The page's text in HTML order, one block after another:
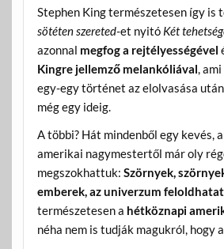
Stephen King természetesen így is
sötéten szereted-et nyitó Két
azonnal megfog a rejtélyességével
Kingre jellemző melankóliával ,
egy-egy történet az elolvasása
még egy ideig.
A többi? Hát mindenből egy kevés,
amerikai nagymestertől már oly
megszokhattuk: Szörnyek,
emberek, az univerzum
természetesen a hétköznapi
néha nem is tudják magukról, hogy